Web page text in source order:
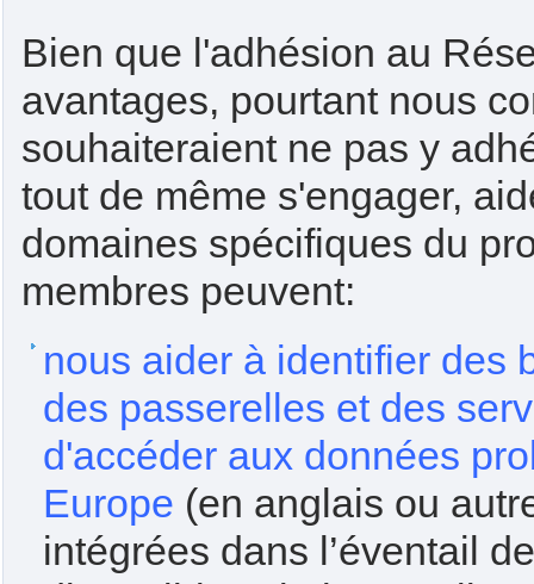
Bien que l'adhésion au
avantages, pourtant nous
souhaiteraient ne pas y
tout de même s'engager,
domaines spécifiques du
membres peuvent:
nous aider à identifier des
des passerelles et des
d'accéder aux données
Europe (en anglais ou
intégrées dans l’éventail